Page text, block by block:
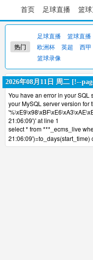
首页 足球直播 篮
热门
足球直播 篮球直播
欧洲杯
英超 西甲
篮球录像
2026年08月11日 周二 [!--
You have an error in your SQL
your MySQL server version for
21:06:09')' at line 1
select * from ***_ecms_live